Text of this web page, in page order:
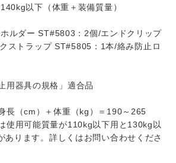
以下（体重＋装備質量）
ルダー ST#5803：2個/エンドクリップ
ストラップ ST#5805：1本/絡み防止ロ
用器具の規格」適合品
長（cm）＋体重（kg）＝190～265
使用可能質量が110kg以下用と130kg以
あります。詳しくはお問い合わせくださ